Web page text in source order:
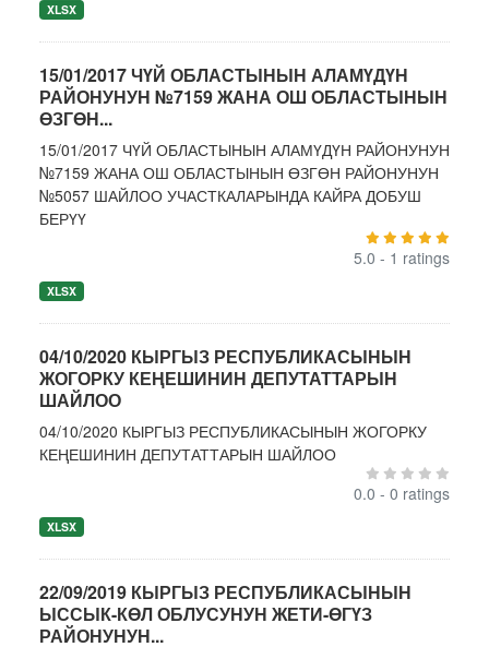
XLSX
15/01/2017 ЧҮЙ ОБЛАСТЫНЫН АЛАМҮДҮН
РАЙОНУНУН №7159 ЖАНА ОШ ОБЛАСТЫНЫН
ӨЗГӨН...
15/01/2017 ЧҮЙ ОБЛАСТЫНЫН АЛАМҮДҮН РАЙОНУНУН
№7159 ЖАНА ОШ ОБЛАСТЫНЫН ӨЗГӨН РАЙОНУНУН
№5057 ШАЙЛОО УЧАСТКАЛАРЫНДА КАЙРА ДОБУШ
БЕРҮҮ
5.0 - 1 ratings
XLSX
04/10/2020 КЫРГЫЗ РЕСПУБЛИКАСЫНЫН
ЖОГОРКУ КЕҢЕШИНИН ДЕПУТАТТАРЫН
ШАЙЛОО
04/10/2020 КЫРГЫЗ РЕСПУБЛИКАСЫНЫН ЖОГОРКУ
КЕҢЕШИНИН ДЕПУТАТТАРЫН ШАЙЛОО
0.0 - 0 ratings
XLSX
22/09/2019 КЫРГЫЗ РЕСПУБЛИКАСЫНЫН
ЫССЫК-КӨЛ ОБЛУСУНУН ЖЕТИ-ӨГҮЗ
РАЙОНУНУН...